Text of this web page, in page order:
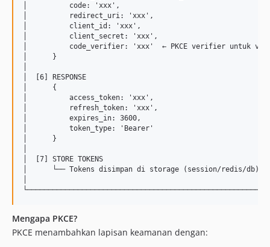
│          code: 'xxx',
│          redirect_uri: 'xxx',
│          client_id: 'xxx',
│          client_secret: 'xxx',
│          code_verifier: 'xxx'  ← PKCE verifier untuk
│      }
│  [6] RESPONSE
│      {
│          access_token: 'xxx',
│          refresh_token: 'xxx',
│          expires_in: 3600,
│          token_type: 'Bearer'
│      }
│  [7] STORE TOKENS
│      └── Tokens disimpan di storage (session/
Mengapa PKCE?
PKCE menambahkan lapisan keamanan dengan: